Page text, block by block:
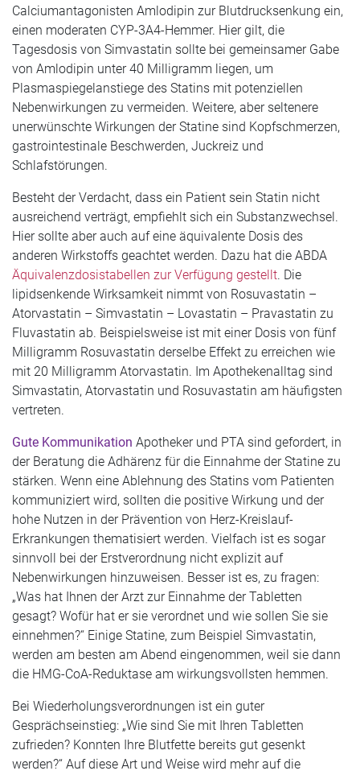
Calciumantagonisten Amlodipin zur Blutdrucksenkung ein,
einen moderaten CYP-3A4-Hemmer. Hier gilt, die
Tagesdosis von Simvastatin sollte bei gemeinsamer Gabe
von Amlodipin unter 40 Milligramm liegen, um
Plasmaspiegelanstiege des Statins mit potenziellen
Nebenwirkungen zu vermeiden. Weitere, aber seltenere
unerwünschte Wirkungen der Statine sind Kopfschmerzen,
gastrointestinale Beschwerden, Juckreiz und
Schlafstörungen.
Besteht der Verdacht, dass ein Patient sein Statin nicht
ausreichend verträgt, empfiehlt sich ein Substanzwechsel.
Hier sollte aber auch auf eine äquivalente Dosis des
anderen Wirkstoffs geachtet werden. Dazu hat die ABDA
Äquivalenzdosistabellen zur Verfügung gestellt. Die
lipidsenkende Wirksamkeit nimmt von Rosuvastatin –
Atorvastatin – Simvastatin – Lovastatin – Pravastatin zu
Fluvastatin ab. Beispielsweise ist mit einer Dosis von fünf
Milligramm Rosuvastatin derselbe Effekt zu erreichen wie
mit 20 Milligramm Atorvastatin. Im Apothekenalltag sind
Simvastatin, Atorvastatin und Rosuvastatin am häufigsten
vertreten.
Gute Kommunikation Apotheker und PTA sind gefordert, in
der Beratung die Adhärenz für die Einnahme der Statine zu
stärken. Wenn eine Ablehnung des Statins vom Patienten
kommuniziert wird, sollten die positive Wirkung und der
hohe Nutzen in der Prävention von Herz-Kreislauf-
Erkrankungen thematisiert werden. Vielfach ist es sogar
sinnvoll bei der Erstverordnung nicht explizit auf
Nebenwirkungen hinzuweisen. Besser ist es, zu fragen:
„Was hat Ihnen der Arzt zur Einnahme der Tabletten
gesagt? Wofür hat er sie verordnet und wie sollen Sie sie
einnehmen?“ Einige Statine, zum Beispiel Simvastatin,
werden am besten am Abend eingenommen, weil sie dann
die HMG-CoA-Reduktase am wirkungsvollsten hemmen.
Bei Wiederholungsverordnungen ist ein guter
Gesprächseinstieg: „Wie sind Sie mit Ihren Tabletten
zufrieden? Konnten Ihre Blutfette bereits gut gesenkt
werden?“ Auf diese Art und Weise wird mehr auf die